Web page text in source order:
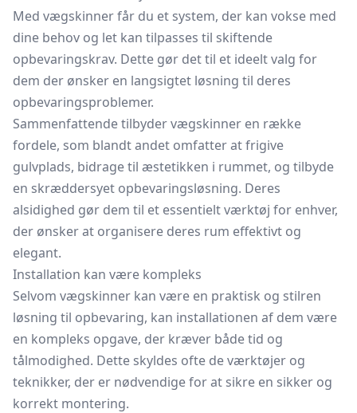
Med vægskinner får du et system, der kan vokse med
dine behov og let kan tilpasses til skiftende
opbevaringskrav. Dette gør det til et ideelt valg for
dem der ønsker en langsigtet løsning til deres
opbevaringsproblemer.
Sammenfattende tilbyder vægskinner en række
fordele, som blandt andet omfatter at frigive
gulvplads, bidrage til æstetikken i rummet, og tilbyde
en skræddersyet opbevaringsløsning. Deres
alsidighed gør dem til et essentielt værktøj for enhver,
der ønsker at organisere deres rum effektivt og
elegant.
Installation kan være kompleks
Selvom vægskinner kan være en praktisk og stilren
løsning til opbevaring, kan installationen af dem være
en kompleks opgave, der kræver både tid og
tålmodighed. Dette skyldes ofte de værktøjer og
teknikker, der er nødvendige for at sikre en sikker og
korrekt montering.